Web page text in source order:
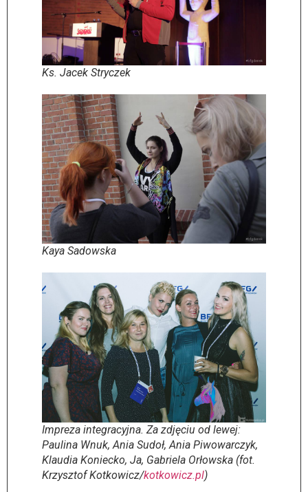
Ks. Jacek Stryczek
Kaya Sadowska
Impreza integracyjna. Za zdjęciu od lewej:
Paulina Wnuk, Ania Sudoł, Ania Piwowarczyk,
Klaudia Koniecko, Ja, Gabriela Orłowska (fot.
Krzysztof Kotkowicz/kotkowicz.pl)